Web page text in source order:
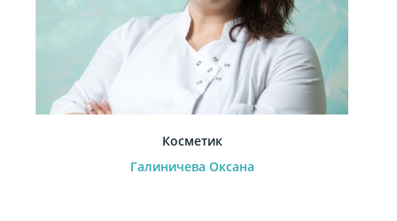
Косметик
Галиничева Оксана